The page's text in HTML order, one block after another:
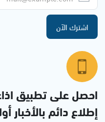
اشترك الآن
احصل على تطبيق
إطلاع دائم بالأخبار